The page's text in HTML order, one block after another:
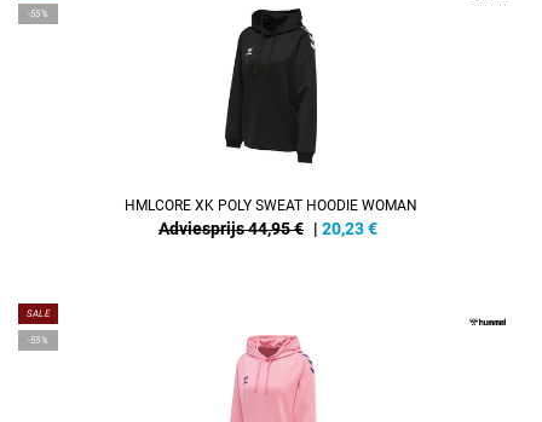
-55%
HMLCORE XK POLY SWEAT HOODIE WOMAN
Adviesprijs 44,95 € | 20,23€
SALE
-55%